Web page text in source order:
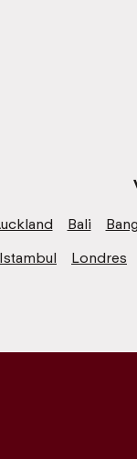
Bali
Istambul Londres